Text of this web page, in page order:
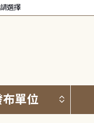
(升降冪)
布單位 按發